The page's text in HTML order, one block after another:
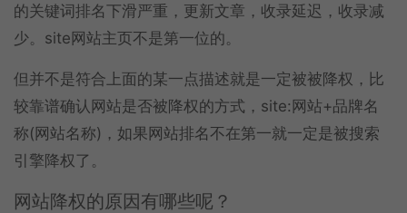
的关键词排名下滑严重，更新文章，收录延迟，收录减
少。site网站主页不是第一位的。
但并不是符合上面的某一点描述就是一定被被降权，比
较靠谱确认网站是否被降权的方式，site:网站+品牌名
称(网站名称)，如果网站排名不在第一就一定是被搜索
引擎降权了。
网站降权的原因有哪些呢？